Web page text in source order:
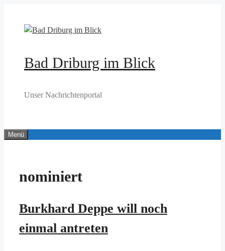
springen
Bad Driburg im Blick
Unser Nachrichtenportal
Menü
nominiert
Burkhard Deppe will noch
einmal antreten